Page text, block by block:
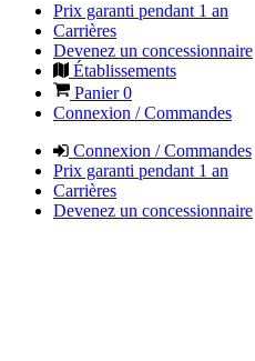
Prix garanti pendant 1 an
Carrières
Devenez un concessionnaire
Établissements
Panier0
Connexion / Commandes
Connexion / Commandes
Prix garanti pendant 1 an
Carrières
Devenez un concessionnaire